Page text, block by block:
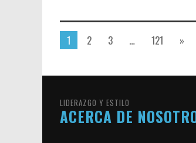
1 2 3 … 121 »
LIDERAZGO Y ESTILO
ACERCA DE